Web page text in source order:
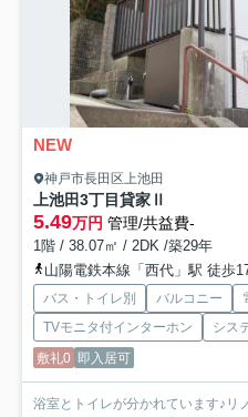
NEW
神戸市長田区上池田
上池田3丁目貸家Ⅱ
5.49万円 管理/共益費-
1階 / 38.07㎡ / 2DK /築29年
山陽電鉄本線「西代」駅 徒歩
バス・トイレ別 バルコニー
TVモニタ付インターホン
シス
敷礼0 即入居可
浴室とトイレが分かれています♪リ